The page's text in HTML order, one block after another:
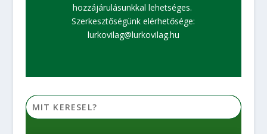
hozzájárulásunkkal lehetséges.
Szerkesztőségünk elérhetősége:
lurkovilag@lurkovilag.hu